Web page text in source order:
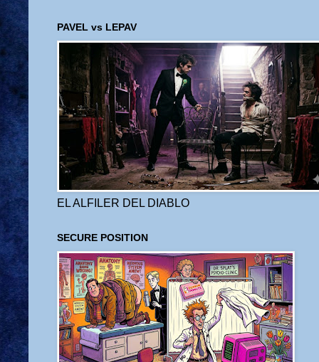
PAVEL vs LEPAV
EL ALFILER DEL DIABLO
SECURE POSITION